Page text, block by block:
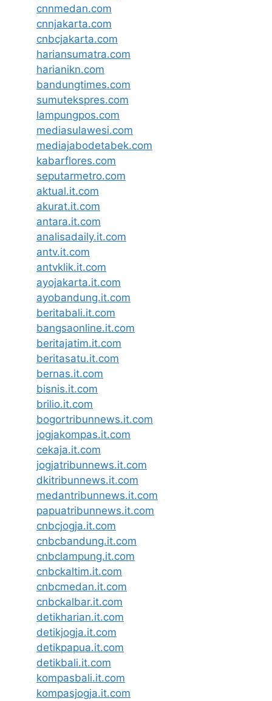
cnnmedan.com
cnnjakarta.com
cnbcjakarta.com
hariansumatra.com
harianikn.com
bandungtimes.com
sumutekspres.com
lampungpos.com
mediasulawesi.com
mediajabodetabek.com
kabarflores.com
seputarmetro.com
aktual.it.com
akurat.it.com
antara.it.com
analisadaily.it.com
antv.it.com
antvklik.it.com
ayojakarta.it.com
ayobandung.it.com
beritabali.it.com
bangsaonline.it.com
beritajatim.it.com
beritasatu.it.com
bernas.it.com
bisnis.it.com
brilio.it.com
bogortribunnews.it.com
jogjakompas.it.com
cekaja.it.com
jogjatribunnews.it.com
dkitribunnews.it.com
medantribunnews.it.com
papuatribunnews.it.com
cnbcjogja.it.com
cnbcbandung.it.com
cnbclampung.it.com
cnbckaltim.it.com
cnbcmedan.it.com
cnbckalbar.it.com
detikharian.it.com
detikjogja.it.com
detikpapua.it.com
detikbali.it.com
kompasbali.it.com
kompasjogja.it.com